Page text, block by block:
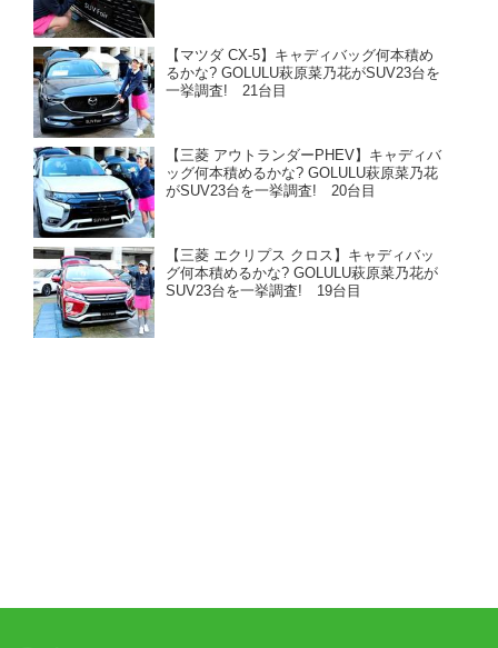
【マツダ CX-5】キャディバッグ何本積め
るかな? GOLULU萩原菜乃花がSUV23台を
一挙調査! 21台目
【三菱 アウトランダーPHEV】キャディバ
ッグ何本積めるかな? GOLULU萩原菜乃花
がSUV23台を一挙調査! 20台目
【三菱 エクリプス クロス】キャディバッ
グ何本積めるかな? GOLULU萩原菜乃花が
SUV23台を一挙調査! 19台目